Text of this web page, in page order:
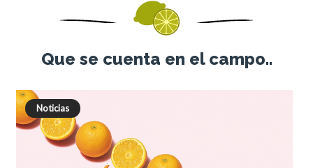
Que se cuenta en el campo..
Noticias